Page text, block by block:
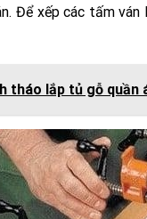
Để xếp các tấm
tháo lắp tủ gỗ quần